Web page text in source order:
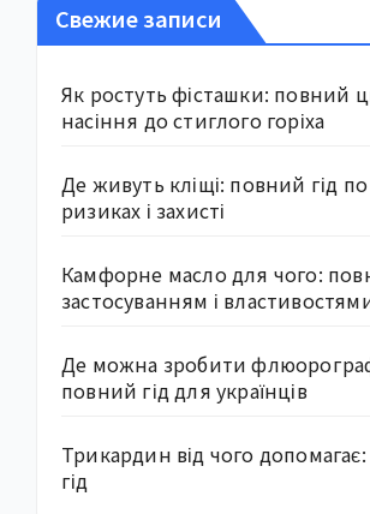
Свежие записи
Як ростуть фісташки: повний
насіння до стиглого горіха
Де живуть кліщі: повний гід по
ризиках і захисті
Камфорне масло для чого:
застосуванням і
Де можна зробити
повний гід для українців
Трикардин від чого
гід